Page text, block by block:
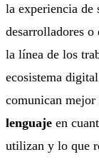
la experiencia de
desarrolladores o
la línea de los
ecosistema
comunican
lenguaje en
utilizan y lo que